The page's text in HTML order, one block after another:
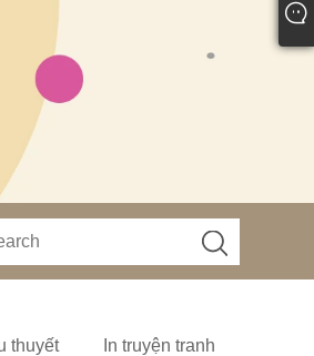
thuyết In truyện tranh